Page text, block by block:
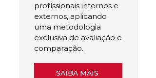
profissionais internos e
externos, aplicando
uma metodologia
exclusiva de avaliação e
comparação.
SAIBA MAIS